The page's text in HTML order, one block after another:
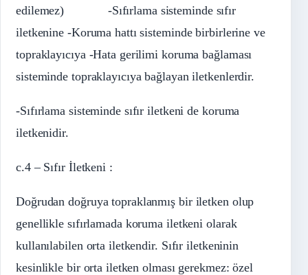
edilemez) -Sıfırlama sisteminde sıfır
iletkenine -Koruma hattı sisteminde birbirlerine ve
topraklayıcıya -Hata gerilimi koruma bağlaması
sisteminde topraklayıcıya bağlayan iletkenlerdir.
-Sıfırlama sisteminde sıfır iletkeni de koruma
iletkenidir.
c.4 – Sıfır İletkeni :
Doğrudan doğruya topraklanmış bir iletken olup
genellikle sıfırlamada koruma iletkeni olarak
kullanılabilen orta iletkendir. Sıfır iletkeninin
kesinlikle bir orta iletken olması gerekmez: özel